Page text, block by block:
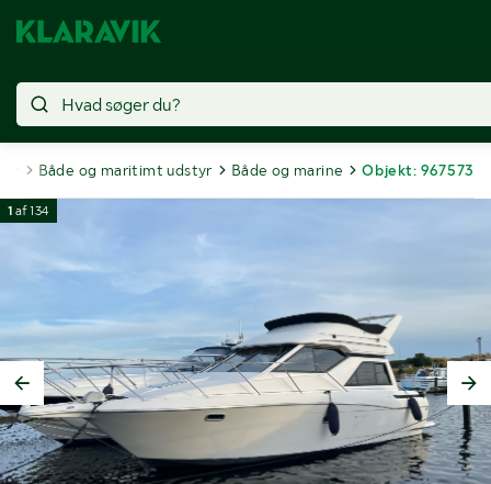
Både og maritimt udstyr Både og marine Objekt: 967573
1 af134